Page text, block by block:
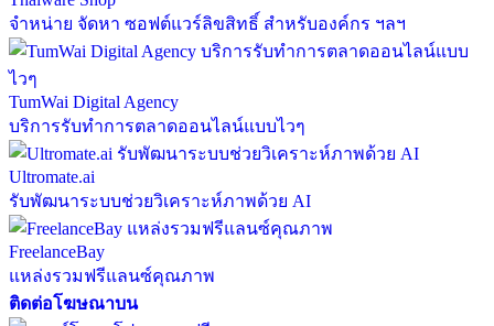
จำหน่าย จัดหา ซอฟต์แวร์ลิขสิทธิ์ สำหรับองค์กร ฯลฯ
TumWai Digital Agency
บริการรับทำการตลาดออนไลน์แบบไวๆ
Ultromate.ai
รับพัฒนาระบบช่วยวิเคราะห์ภาพด้วย AI
FreelanceBay
แหล่งรวมฟรีแลนซ์คุณภาพ
ติดต่อโฆษณาบน